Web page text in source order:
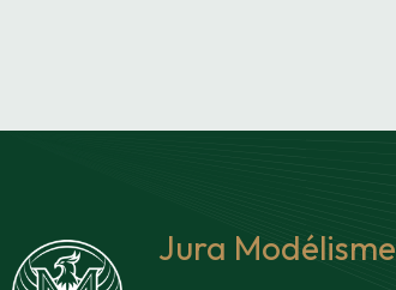
Jura Modélisme